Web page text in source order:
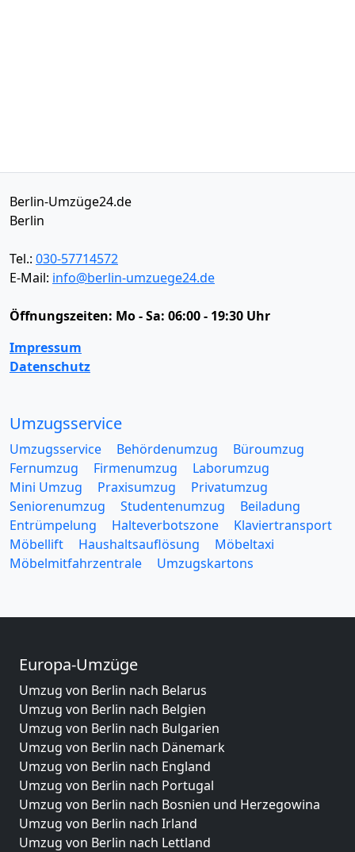
Berlin-Umzüge24.de
Berlin
Tel.: 030-57714572
E-Mail: info@berlin-umzuege24.de
Öffnungszeiten: Mo - Sa: 06:00 - 19:30 Uhr
Impressum
Datenschutz
Umzugsservice
Umzugsservice Behördenumzug
Büroumzug
Fernumzug
Firmenumzug
Laborumzug
Mini Umzug
Praxisumzug
Privatumzug
Seniorenumzug
Studentenumzug
Beiladung
Entrümpelung
Halteverbotszone
Klaviertransport
Möbellift
Haushaltsauflösung
Möbeltaxi
Möbelmitfahrzentrale
Umzugskartons
Europa-Umzüge
Umzug von Berlin nach Belarus
Umzug von Berlin nach Belgien
Umzug von Berlin nach Bulgarien
Umzug von Berlin nach Dänemark
Umzug von Berlin nach England
Umzug von Berlin nach Portugal
Umzug von Berlin nach Bosnien und Herzegowina
Umzug von Berlin nach Irland
Umzug von Berlin nach Lettland